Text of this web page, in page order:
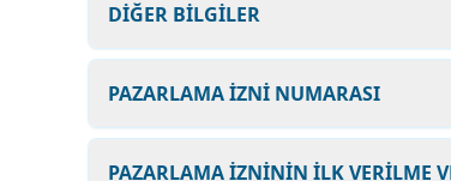
DİĞER BİLGİLER
PAZARLAMA İZNİ NUMARASI
PAZARLAMA İZNİNİN İLK VERİLME